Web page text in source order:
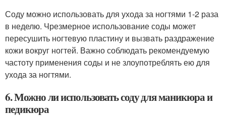
Соду можно использовать для ухода за ногтями 1-2 раза
в неделю. Чрезмерное использование соды может
пересушить ногтевую пластину и вызвать раздражение
кожи вокруг ногтей. Важно соблюдать рекомендуемую
частоту применения соды и не злоупотреблять ею для
ухода за ногтями.
6. Можно ли использовать соду для маникюра и
педикюра